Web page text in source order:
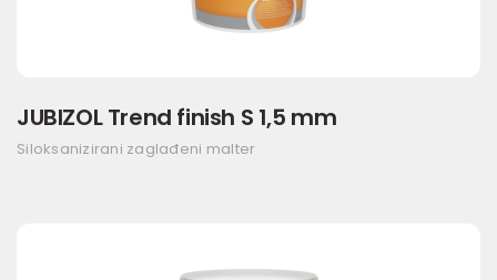
JUBIZOL Trend finish S 1,5 mm
Siloksanizirani zaglađeni malter